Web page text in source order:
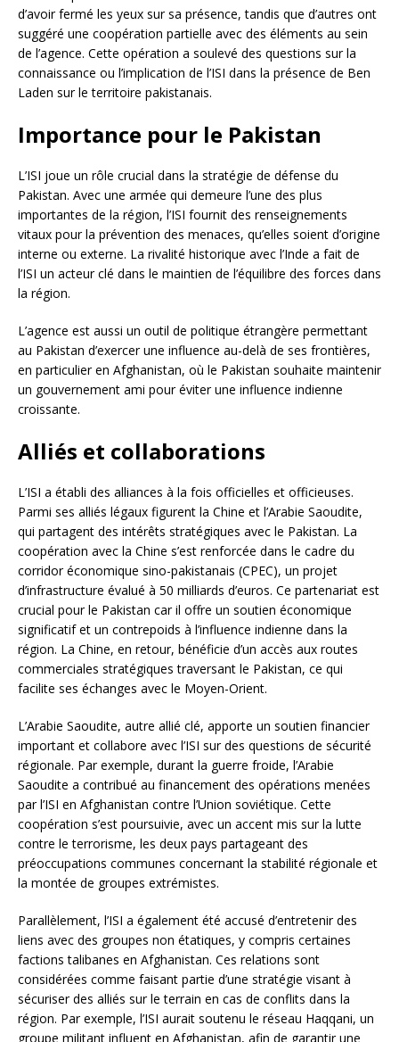
d’avoir fermé les yeux sur sa présence, tandis que d’autres ont
suggéré une coopération partielle avec des éléments au sein
de l’agence. Cette opération a soulevé des questions sur la
connaissance ou l’implication de l’ISI dans la présence de Ben
Laden sur le territoire pakistanais.
Importance pour le Pakistan
L’ISI joue un rôle crucial dans la stratégie de défense du
Pakistan. Avec une armée qui demeure l’une des plus
importantes de la région, l’ISI fournit des renseignements
vitaux pour la prévention des menaces, qu’elles soient d’origine
interne ou externe. La rivalité historique avec l’Inde a fait de
l’ISI un acteur clé dans le maintien de l’équilibre des forces dans
la région.
L’agence est aussi un outil de politique étrangère permettant
au Pakistan d’exercer une influence au-delà de ses frontières,
en particulier en Afghanistan, où le Pakistan souhaite maintenir
un gouvernement ami pour éviter une influence indienne
croissante.
Alliés et collaborations
L’ISI a établi des alliances à la fois officielles et officieuses.
Parmi ses alliés légaux figurent la Chine et l’Arabie Saoudite,
qui partagent des intérêts stratégiques avec le Pakistan. La
coopération avec la Chine s’est renforcée dans le cadre du
corridor économique sino-pakistanais (CPEC), un projet
d’infrastructure évalué à 50 milliards d’euros. Ce partenariat est
crucial pour le Pakistan car il offre un soutien économique
significatif et un contrepoids à l’influence indienne dans la
région. La Chine, en retour, bénéficie d’un accès aux routes
commerciales stratégiques traversant le Pakistan, ce qui
facilite ses échanges avec le Moyen-Orient.
L’Arabie Saoudite, autre allié clé, apporte un soutien financier
important et collabore avec l’ISI sur des questions de sécurité
régionale. Par exemple, durant la guerre froide, l’Arabie
Saoudite a contribué au financement des opérations menées
par l’ISI en Afghanistan contre l’Union soviétique. Cette
coopération s’est poursuivie, avec un accent mis sur la lutte
contre le terrorisme, les deux pays partageant des
préoccupations communes concernant la stabilité régionale et
la montée de groupes extrémistes.
Parallèlement, l’ISI a également été accusé d’entretenir des
liens avec des groupes non étatiques, y compris certaines
factions talibanes en Afghanistan. Ces relations sont
considérées comme faisant partie d’une stratégie visant à
sécuriser des alliés sur le terrain en cas de conflits dans la
région. Par exemple, l’ISI aurait soutenu le réseau Haqqani, un
groupe militant influent en Afghanistan, afin de garantir une